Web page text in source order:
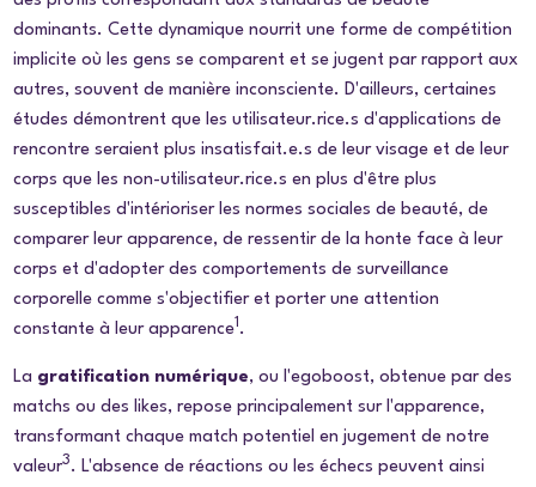
dominants. Cette dynamique nourrit une forme de compétition
implicite où les gens se comparent et se jugent par rapport aux
autres, souvent de manière inconsciente. D'ailleurs, certaines
études démontrent que les utilisateur.rice.s d'applications de
rencontre seraient plus insatisfait.e.s de leur visage et de leur
corps que les non-utilisateur.rice.s en plus d'être plus
susceptibles d'intérioriser les normes sociales de beauté, de
comparer leur apparence, de ressentir de la honte face à leur
corps et d'adopter des comportements de surveillance
corporelle comme s'objectifier et porter une attention
constante à leur apparence1 .
La gratification numérique, oul'egoboost, obtenue par des
matchsou deslikes, repose principalement sur l'apparence,
transformant chaque match potentiel en jugement de notre
valeur3. L'absence de réactions ou les échecs peuvent ainsi